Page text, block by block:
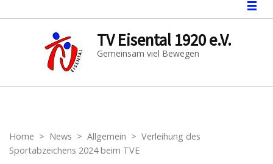
TV Eisental 1920 e.V.
Gemeinsam viel Bewegen
Home > News > Allgemein > Verleihung des
Sportabzeichens 2024 beim TVE